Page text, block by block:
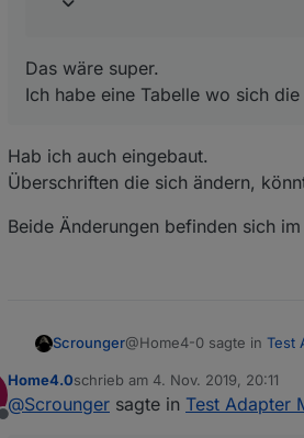
Das wäre super.
Ich habe eine Tabelle wo sich
Hab ich auch eingebaut.
Überschriften die sich ändern,
Beide Änderungen befinden sich
Scrounger@Home4-0 sagte in Test
Ein Popup mit Infos
Offline
Home4.0schrieb am 4. Nov. 2019, 20:11
zuletzt editiert von
@Scrounger sagte in Test Adapter